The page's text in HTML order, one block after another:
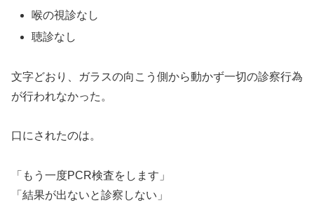
喉の視診なし
聴診なし
文字どおり、ガラスの向こう側から動かず一切の診察行為
が行われなかった。
口にされたのは。
「もう一度PCR検査をします」
「結果が出ないと診察しない」